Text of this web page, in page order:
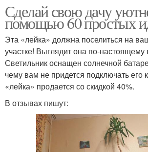
Сделай свою дачу
помощью 60 простых
Эта «лейка» должна поселиться на
участке! Выглядит она по-
Светильник оснащен солнечной
чему вам не придется подключать его
«лейка» продается со скидкой 40%.
В отзывах пишут: